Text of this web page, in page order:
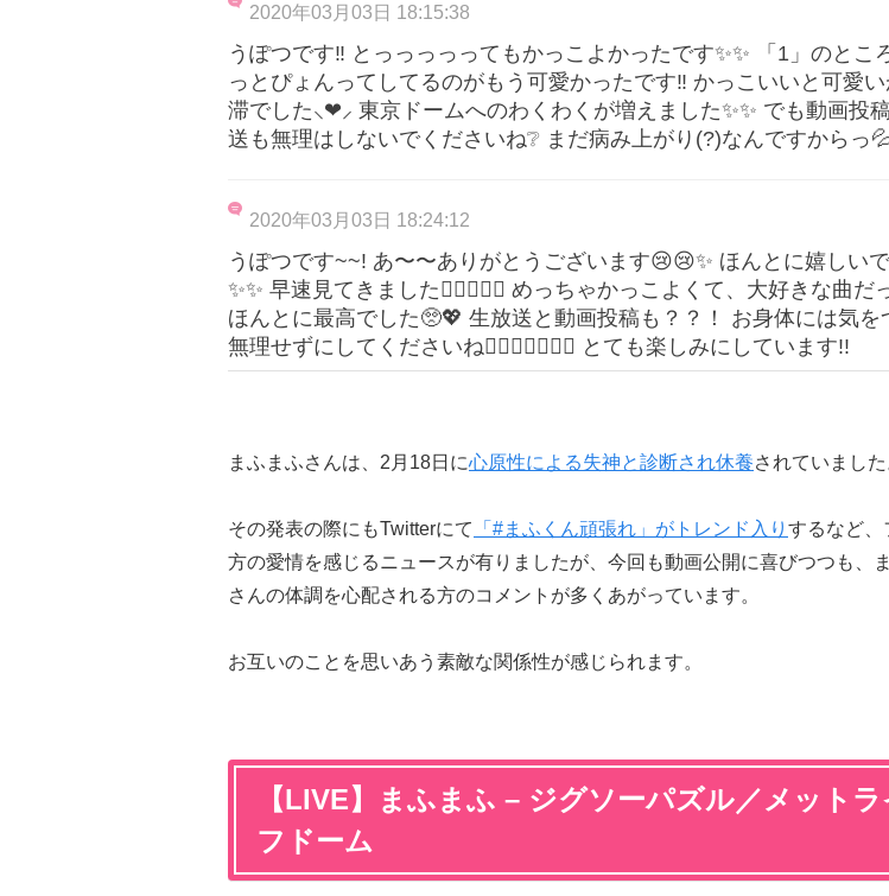
2020年03月03日 18:15:38
うぽつです‼️ とっっっっってもかっこよかったです✨✨ 「1」のとこ
っとぴょんってしてるのがもう可愛かったです‼️ かっこいいと可愛
滞でした⸜❤︎⸝‍ 東京ドームへのわくわくが増えました✨✨ でも動画投
送も無理はしないでくださいね❔ まだ病み上がり(?)なんですからっ
2020年03月03日 18:24:12
うぽつです~~! あ〜〜ありがとうございます😢😢✨ ほんとに嬉しい
✨✨ 早速見てきました✊🏻✊🏻💖 めっちゃかっこよくて、大好きな曲だ
ほんとに最高でした🥺💖 生放送と動画投稿も？？！ お身体には気を
無理せずにしてくださいね🙇🏻‍♀🙇🏻‍♀✨ とても楽しみにしています!!
まふまふさんは、2月18日に心原性による失神と診断され休養されていました
その発表の際にもTwitterにて 「#まふくん頑張れ」がトレンド入り するなど、
方の愛情を感じるニュースが有りましたが、今回も動画公開に喜びつつも、
さんの体調を心配される方のコメントが多くあがっています。
お互いのことを思いあう素敵な関係性が感じられます。
【LIVE】まふまふ – ジグソーパズル／メットラ
フドーム